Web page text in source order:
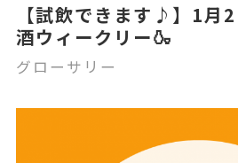
【試飲できます♪】1月
酒ウィークリー🍶
グローサリー